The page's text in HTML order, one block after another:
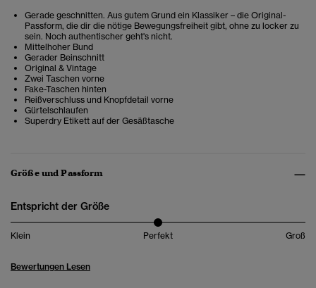
Gerade geschnitten. Aus gutem Grund ein Klassiker – die Original-
Passform, die dir die nötige Bewegungsfreiheit gibt, ohne zu locker zu
sein. Noch authentischer geht's nicht.
Mittelhoher Bund
Gerader Beinschnitt
Original & Vintage
Zwei Taschen vorne
Fake-Taschen hinten
Reißverschluss und Knopfdetail vorne
Gürtelschlaufen
Superdry Etikett auf der Gesäßtasche
Größe und Passform
Entspricht der Größe
Klein Perfekt Groß
Bewertungen Lesen